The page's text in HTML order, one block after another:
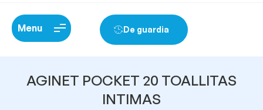
Menu De guardia
AGINET POCKET 20 TOALLITAS
INTIMAS